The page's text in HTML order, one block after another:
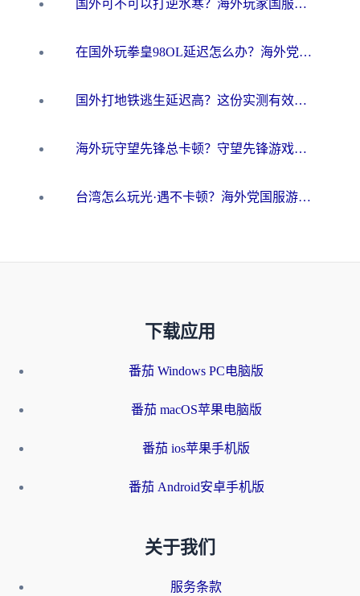
国外可不可以打逆水寒？海外玩家国服畅玩终极指南（附漫威荒野乱斗加速方案）
在国外玩拳皇98OL延迟怎么办？海外党亲测有效的低延迟指南
国外打地铁逃生延迟高？这份实测有效的低延迟指南帮你吃鸡
海外玩守望先锋总卡顿？守望先锋游戏加速器在哪里买&避坑指南（附欧洲非洲游戏实测）
台湾怎么玩光·遇不卡顿？海外党国服游戏加速终极攻略（附实测体验）
下载应用
番茄 Windows PC电脑版
番茄 macOS苹果电脑版
番茄 ios苹果手机版
番茄 Android安卓手机版
关于我们
服务条款